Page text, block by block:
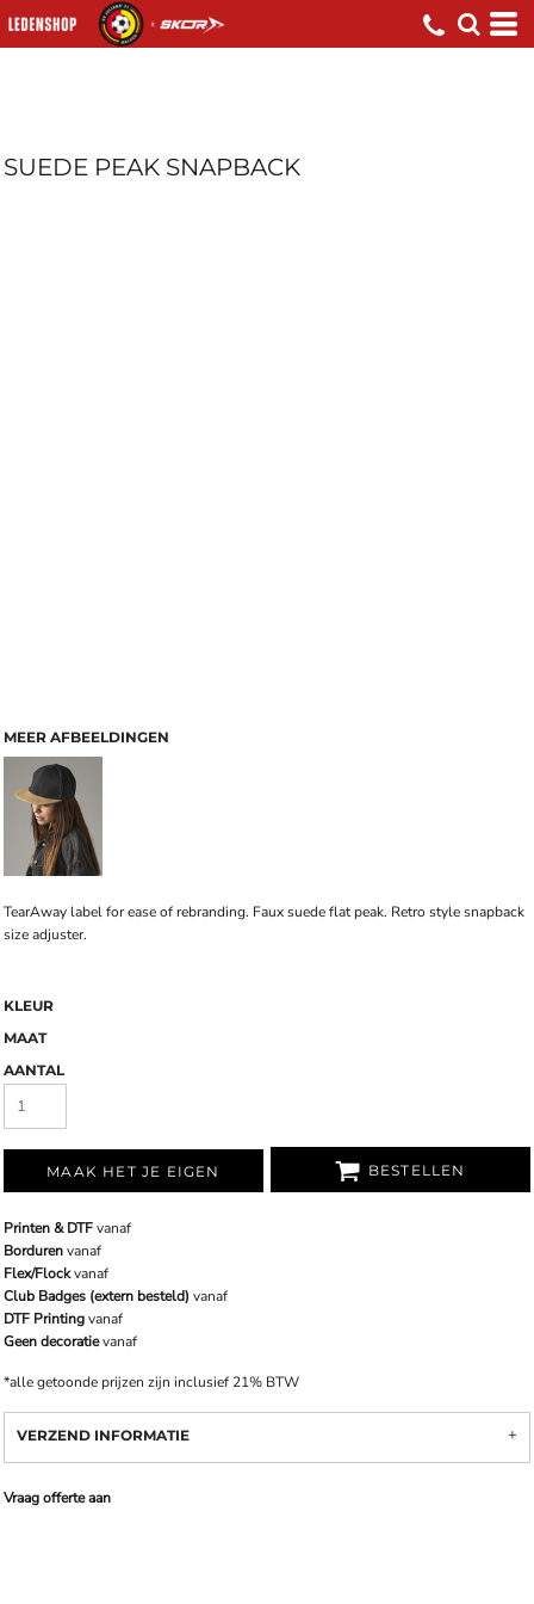
SUEDE PEAK SNAPBACK
MEER AFBEELDINGEN
TearAway label for ease of rebranding. Faux suede flat peak. Retro style snapback
size adjuster.
KLEUR
MAAT
AANTAL
MAAK HET JE EIGEN BESTELLEN
Printen & DTFvanaf
Bordurenvanaf
Flex/Flockvanaf
Club Badges (extern besteld) vanaf
DTF Printingvanaf
Geen decoratievanaf
*alle getoonde prijzen zijn inclusief 21% BTW
VERZEND INFORMATIE
Vraag offerte aan